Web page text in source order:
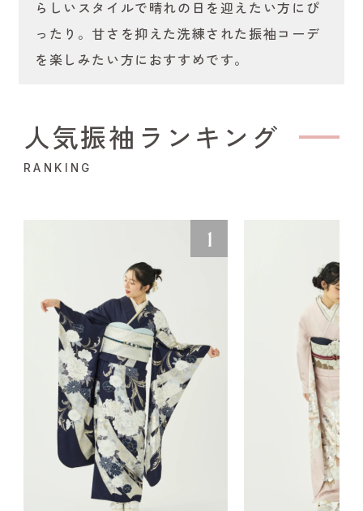
らしいスタイルで晴れの日を迎えたい方にぴ
ったり。甘さを抑えた洗練された振袖コーデ
を楽しみたい方におすすめです。
人気振袖ランキング
RANKING